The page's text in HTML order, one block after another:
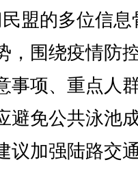
的多位信息
，围绕疫情防
事项、重点人
避免公共泳池
议加强陆路交